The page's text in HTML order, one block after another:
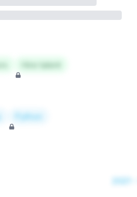
Hire talent
Python
2021